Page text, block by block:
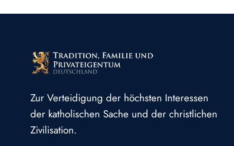
Zur Verteidigung der höchsten Interessen
der katholischen Sache und der christlichen
Zivilisation.